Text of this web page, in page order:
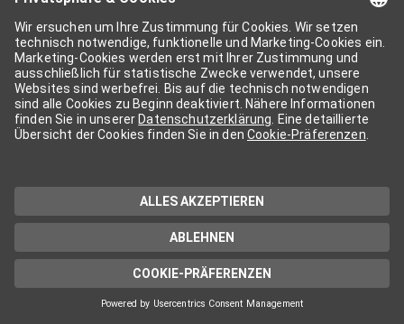
APA-User
Services der APA-Gruppe. Für die Nutzung der einzelnen Anwendungen
kann eine weitere Freischaltung nötig sein. Kosten fallen nur nach einer
Bestellung und genauer Kosteninformation an.
Wenn nicht anders erwähnt, gelten dieAllgemeinen
Geschäftsbedingungender APA - Austria Presse Agentur.
Die von Ihnen angegebenen Daten werden ausschließlich für die
Zwecke der Demo-Nutzung bzw. des Vertragsverhältnisses genutzt.
Eine darüber hinaus gehende oder andersartige Verwendung ist nur mit
technischen Support stehen wir Ihnen jederzeit gerne zur Verfügung.
Datenschutzerklärung
Cookie-Präferenzen